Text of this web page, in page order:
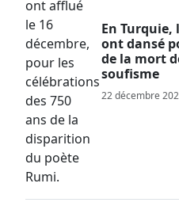
En
ont dansé
de la mort
soufisme
22 décembre